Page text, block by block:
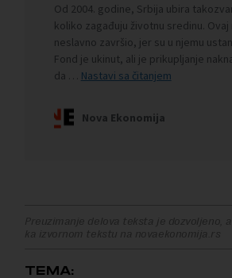
Preuzimanje delova teksta je dozvoljeno,
ka izvornom tekstu na novaekonomija.rs
TEMA: